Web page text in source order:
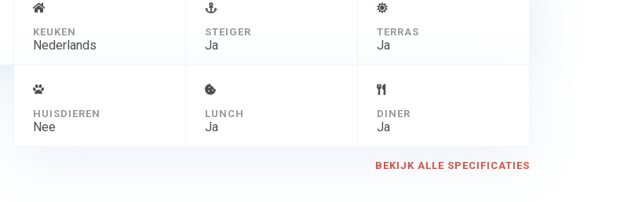
KEUKEN
Nederlands
STEIGER
Ja
TERRAS
Ja
HUISDIEREN
Nee
LUNCH
Ja
DINER
Ja
BEKIJK ALLE SPECIFICATIES